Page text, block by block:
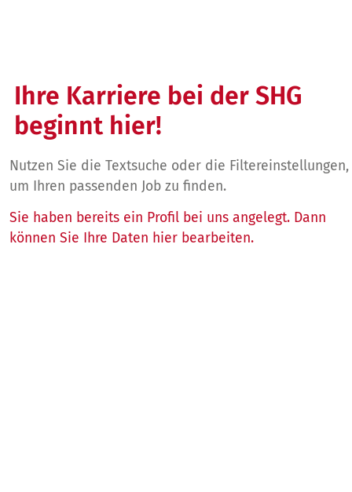
Ihre Karriere bei der SHG
beginnt hier!
Nutzen Sie die Textsuche oder die Filtereinstellungen,
um Ihren passenden Job zu finden.
Sie haben bereits ein Profil bei uns angelegt. Dann
können Sie Ihre Daten hier bearbeiten.